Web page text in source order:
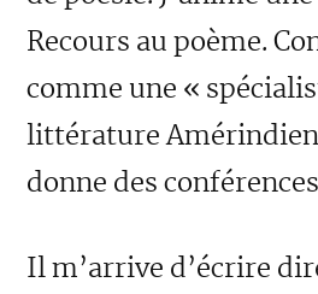
Recours au poème.
comme une «
littérature
donne des
Il m’arrive d’écrire